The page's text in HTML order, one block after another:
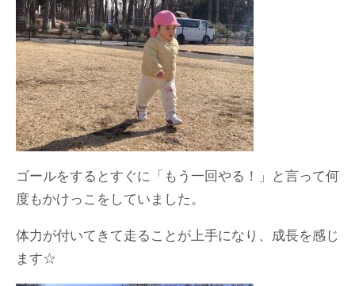
ゴールをするとすぐに「もう一回やる！」と言って何
度もかけっこをしていました。
体力が付いてきて走ることが上手になり、成長を感じ
ます☆